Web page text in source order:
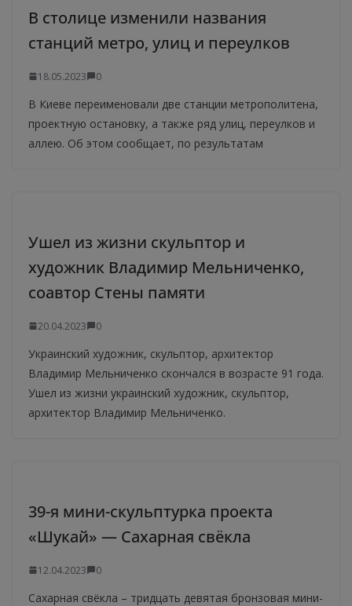
В столице изменили названия
станций метро, улиц и переулков
18.05.2023 0
В Киеве переименовали две станции метрополитена,
проектную остановку, а также ряд улиц, переулков и
аллею. Об этом сообщает, по результатам
Ушел из жизни скульптор и
художник Владимир Мельниченко,
соавтор Стены памяти
20.04.2023 0
Украинский художник, скульптор, архитектор
Владимир Мельниченко скончался в возрасте 91 года.
Ушел из жизни украинский художник, скульптор,
архитектор Владимир Мельниченко.
39-я мини-скульптурка проекта
«Шукай» — Сахарная свёкла
12.04.2023 0
Сахарная свёкла – тридцать девятая бронзовая мини-